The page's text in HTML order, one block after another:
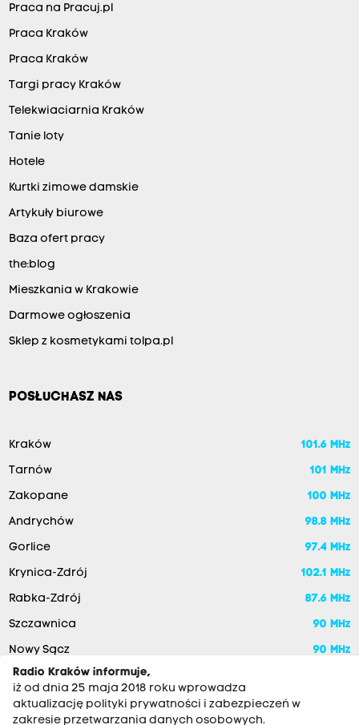
Praca na Pracuj.pl
Praca Kraków
Praca Kraków
Targi pracy Kraków
Telekwiaciarnia Kraków
Tanie loty
Hotele
Kurtki zimowe damskie
Artykuły biurowe
Baza ofert pracy
the:blog
Mieszkania w Krakowie
Darmowe ogłoszenia
Sklep z kosmetykami tolpa.pl
POSŁUCHASZ NAS
Kraków 101.6 MHz
Tarnów 101 MHz
Zakopane 100 MHz
Andrychów 98.8 MHz
Gorlice 97.4 MHz
Krynica-Zdrój 102.1 MHz
Rabka-Zdrój 87.6 MHz
Szczawnica 90 MHz
Nowy Sącz
90 MHz
Radio Kraków informuje,
iż od dnia 25 maja 2018 roku wprowadza
aktualizację polityki prywatności i zabezpieczeń w
zakresie przetwarzania danych osobowych.